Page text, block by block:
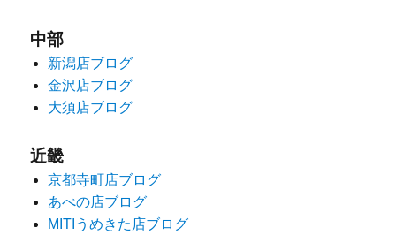
中部
新潟店ブログ
金沢店ブログ
大須店ブログ
近畿
京都寺町店ブログ
あべの店ブログ
MITIうめきた店ブログ